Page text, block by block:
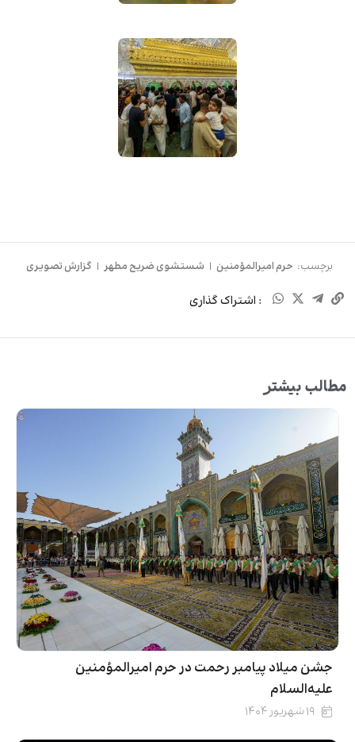
برچسب: حرم امیرالمؤمنین | شستشوی ضریح مطهر | گزارش تصویری
: اشتراک گذاری
مطالب بیشتر
جشن میلاد پیامبر رحمت در حرم امیرالمؤمنین
علیه‌السلام
۱۹ شهریور ۱۴۰۴